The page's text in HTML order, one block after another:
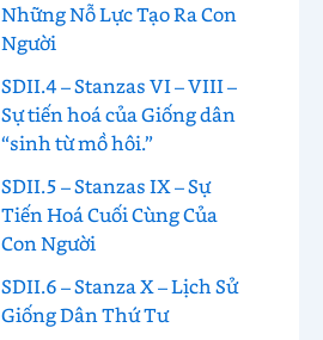
Những Nỗ Lực Tạo Ra Con
Người
SDII.4 – Stanzas VI – VIII –
Sự tiến hoá của Giống dân
“sinh từ mồ hôi.”
SDII.5 – Stanzas IX – Sự
Tiến Hoá Cuối Cùng Của
Con Người
SDII.6 – Stanza X – Lịch Sử
Giống Dân Thứ Tư